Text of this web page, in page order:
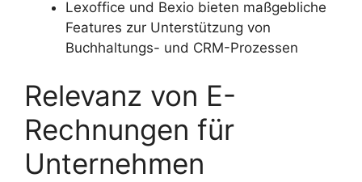
Lexoffice und Bexio bieten maßgebliche
Features zur Unterstützung von
Buchhaltungs- und CRM-Prozessen
Relevanz von E-
Rechnungen für
Unternehmen